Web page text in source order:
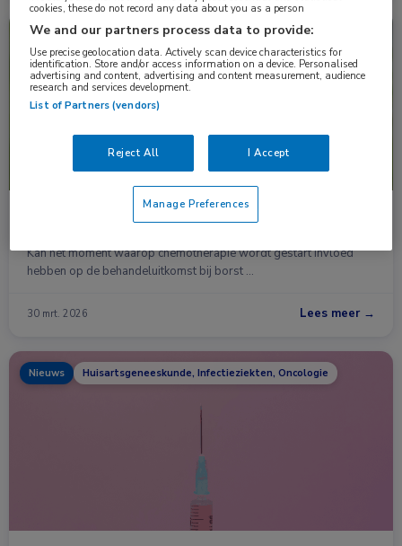
Nieuws Gynaecologie, Oncologie
Kan het moment waarop chemotherapie wordt gestart invloed
hebben op de behandeluitkomst bij borst …
30 mrt. 2026 Lees meer →
Nieuws Huisartsgeneeskunde, Infectieziekten, Oncologie
cookies, these do not record any data about you as a person
We and our partners process data to provide:
Use precise geolocation data. Actively scan device characteristics for
identification. Store and/or access information on a device. Personalised
advertising and content, advertising and content measurement, audience
research and services development.
List of Partners (vendors)
Reject All I Accept
Manage Preferences